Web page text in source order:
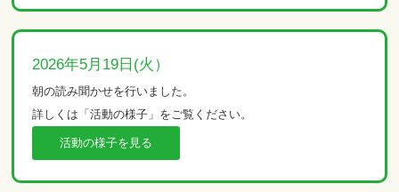
2026年5月19日(火）
朝の読み聞かせを行いました。
詳しくは「活動の様子」をご覧ください。
活動の様子を見る